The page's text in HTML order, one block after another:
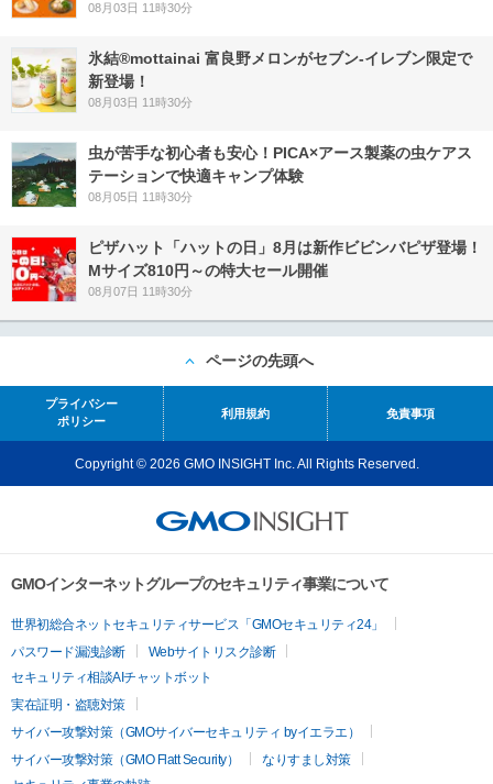
08月03日 11時30分
氷結®mottainai 富良野メロンがセブン‐イレブン限定で
新登場！
08月03日 11時30分
虫が苦手な初心者も安心！PICA×アース製薬の虫ケアス
テーションで快適キャンプ体験
08月05日 11時30分
ピザハット「ハットの日」8月は新作ビビンバピザ登場！
Mサイズ810円～の特大セール開催
08月07日 11時30分
ページの先頭へ
プライバシー
ポリシー
利用規約 免責事項
Copyright © 2026 GMO INSIGHT Inc. All Rights Reserved.
GMOインターネットグループのセキュリティ事業について
世界初総合ネットセキュリティサービス「GMOセキュリティ24」
パスワード漏洩診断
Webサイトリスク診断
セキュリティ相談AIチャットボット
実在証明・盗聴対策
サイバー攻撃対策（GMOサイバーセキュリティ byイエラエ）
サイバー攻撃対策（GMO Flatt Security）
なりすまし対策